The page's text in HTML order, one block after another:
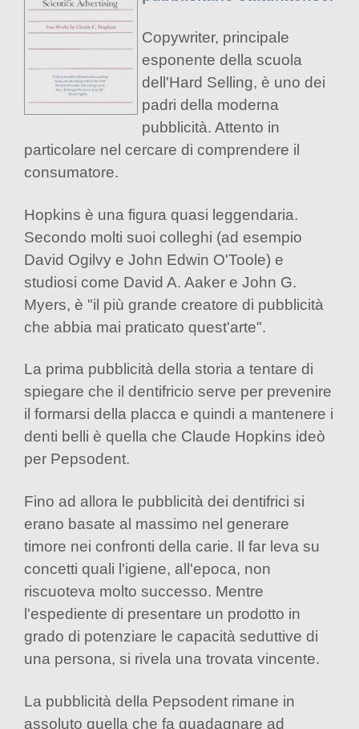
Copywriter, principale
esponente della scuola
dell'Hard Selling, è uno dei
padri della moderna
pubblicità. Attento in
particolare nel cercare di comprendere il
consumatore.
Hopkins è una figura quasi leggendaria.
Secondo molti suoi colleghi (ad esempio
David Ogilvy e John Edwin O'Toole) e
studiosi come David A. Aaker e John G.
Myers, è "il più grande creatore di pubblicità
che abbia mai praticato quest'arte".
La prima pubblicità della storia a tentare di
spiegare che il dentifricio serve per prevenire
il formarsi della placca e quindi a mantenere i
denti belli è quella che Claude Hopkins ideò
per Pepsodent.
Fino ad allora le pubblicità dei dentifrici si
erano basate al massimo nel generare
timore nei confronti della carie. Il far leva su
concetti quali l'igiene, all'epoca, non
riscuoteva molto successo. Mentre
l'espediente di presentare un prodotto in
grado di potenziare le capacità seduttive di
una persona, si rivela una trovata vincente.
La pubblicità della Pepsodent rimane in
assoluto quella che fa guadagnare ad